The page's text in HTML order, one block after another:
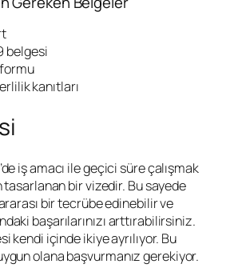
belgesi
kanıtları
iş amacı ile geçici süre çalışmak
bir vizedir. Bu sayede
bir tecrübe edinebilir ve
başarılarınızı arttırabilirsiniz.
kendi içinde ikiye ayrılıyor. Bu
olana başvurmanız gerekiyor.